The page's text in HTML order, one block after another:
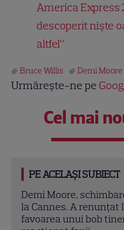
America Express
descoperit niște
altfel”
Bruce Willis Demi Moore
Urmărește-ne pe
Cel mai
PE ACELAȘI SUBIECT
Secretul colierului de
de Demi Moore la
cu sisteme GPS